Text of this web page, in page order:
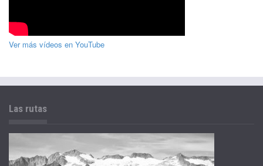
Ver más vídeos en YouTube
Las rutas